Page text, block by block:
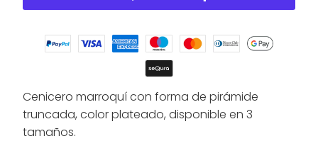
Cenicero marroquí con forma de pirámide
truncada, color plateado, disponible en 3
tamaños.